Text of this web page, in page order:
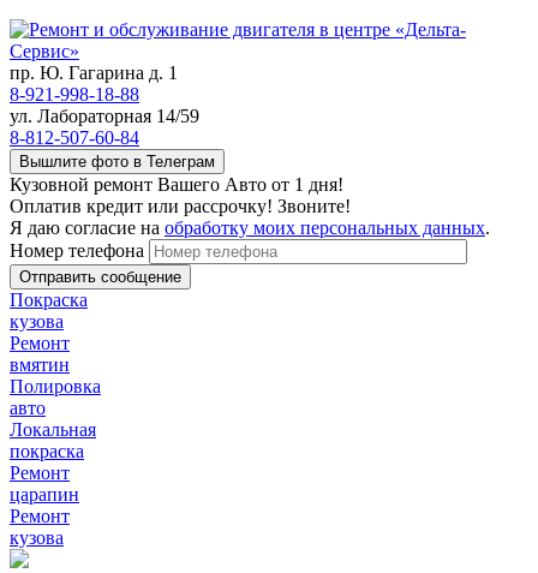
пр. Ю. Гагарина д. 1
8-921-998-18-88
ул. Лабораторная 14/59
8-812-507-60-84
Вышлите фото в Телеграм
Кузовной ремонт Вашего Авто от 1 дня!
Оплатив кредит или рассрочку! Звоните!
Я даю согласие на обработку моих персональных данных.
Номер телефона
Покраска
кузова
Ремонт
вмятин
Полировка
авто
Локальная
покраска
Ремонт
царапин
Ремонт
кузова